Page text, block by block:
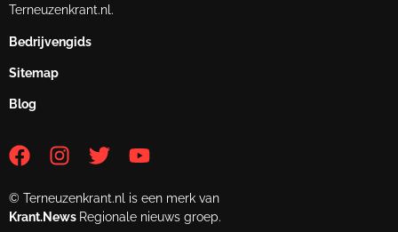
Terneuzenkrant.nl.
Bedrijvengids
Sitemap
Blog
© Terneuzenkrant.nl is een merk van
Krant.News Regionale nieuws groep.